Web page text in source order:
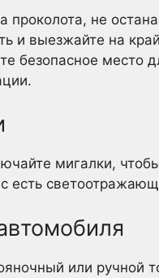
не
и выезжайте на
безопасное место
мигалки,
есть
или ручной